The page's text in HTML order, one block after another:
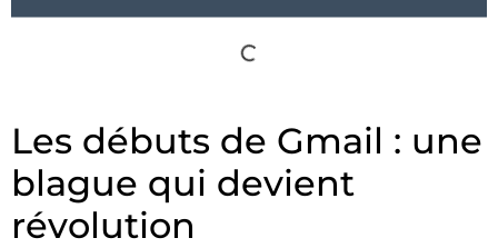
Les débuts de Gmail : une
blague qui devient
révolution